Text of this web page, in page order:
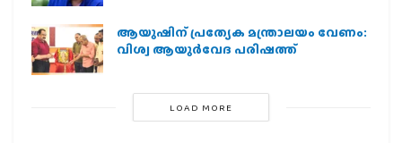
ആയുഷിന് പ്രത്യേക മന്ത്രാലയം വേണം:
വിശ്വ ആയുര്‍വേദ പരിഷത്ത്
LOAD MORE